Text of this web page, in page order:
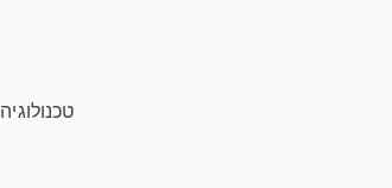
טכנולוגיה